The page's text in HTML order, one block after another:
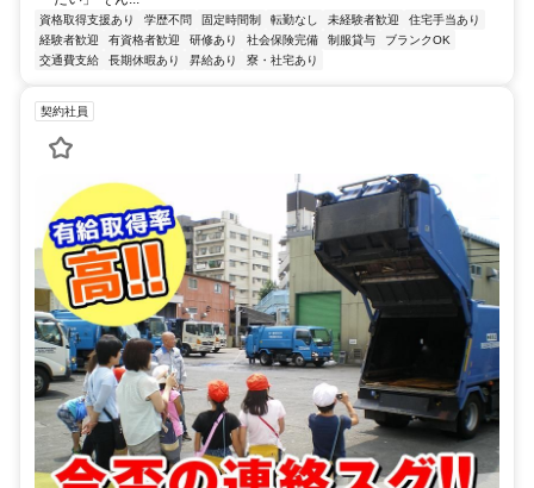
資格取得支援あり 学歴不問 固定時間制 転勤なし 未経験者歓迎
住宅手当あり
経験者歓迎
有資格者歓迎 研修あり 社会保険完備 制服貸与
ブランクOK
交通費支給
長期休暇あり 昇給あり 寮・社宅あり
契約社員